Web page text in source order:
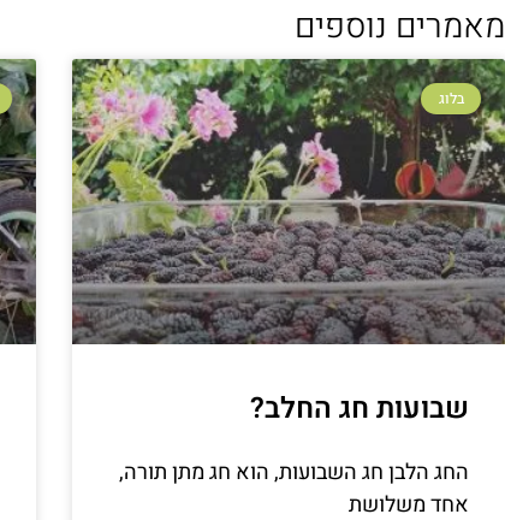
מאמרים נוספים
בלוג
שבועות חג החלב?
החג הלבן חג השבועות, הוא חג מתן תורה,
אחד משלושת